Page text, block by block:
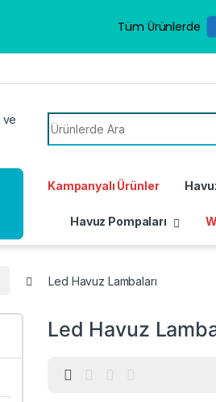
Search for:
Kampanyalı Ürünler
Havuz Pompaları
Led Havuz Lambaları
Led Havuz
Tüm Ürünlerde